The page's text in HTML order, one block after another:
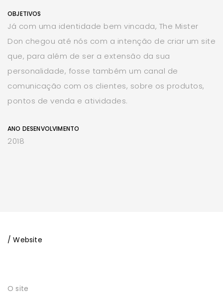
OBJETIVOS
Já com uma identidade bem vincada, The Mister
Don chegou até nós com a intenção de criar um site
que, para além de ser a extensão da sua
personalidade, fosse também um canal de
comunicação com os clientes, sobre os produtos,
pontos de venda e atividades.
ANO DESENVOLVIMENTO
2018
/ Website
O site